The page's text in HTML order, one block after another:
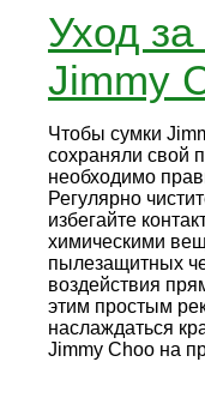
Уход
Jimmy
Чтобы сумки
сохраняли свой
необходимо
Регулярно
избегайте
химическими
пылезащитных
воздействия
этим простым
наслаждаться
Jimmy Choo на